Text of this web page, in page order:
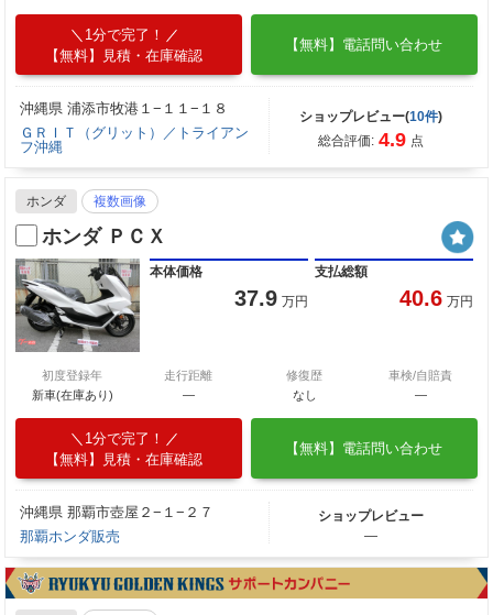
1分で完了！
【無料】見積・在庫確認
【無料】電話問い合わせ
沖縄県 浦添市牧港１−１１−１８
ＧＲＩＴ（グリット）／トライアン
フ沖縄
ショップレビュー(10件)
総合評価: 4.9 点
ホンダ 複数画像
ホンダ ＰＣＸ
本体価格
37.9 万円
支払総額
40.6 万円
初度登録年
新車(在庫あり)
走行距離
―
修復歴
なし
車検/自賠責
―
1分で完了！
【無料】見積・在庫確認
【無料】電話問い合わせ
沖縄県 那覇市壺屋２−１−２７
那覇ホンダ販売
ショップレビュー
―